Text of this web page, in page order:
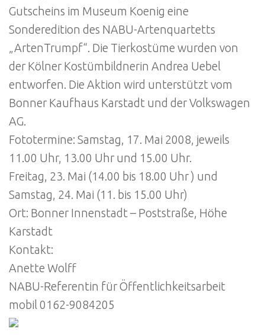
Gutscheins im Museum Koenig eine
Sonderedition des NABU-Artenquartetts
„ArtenTrumpf“. Die Tierkostüme wurden von
der Kölner Kostümbildnerin Andrea Uebel
entworfen. Die Aktion wird unterstützt vom
Bonner Kaufhaus Karstadt und der Volkswagen
AG.
Fototermine: Samstag, 17. Mai 2008, jeweils
11.00 Uhr, 13.00 Uhr und 15.00 Uhr.
Freitag, 23. Mai (14.00 bis 18.00 Uhr ) und
Samstag, 24. Mai (11. bis 15.00 Uhr)
Ort: Bonner Innenstadt – Poststraße, Höhe
Karstadt
Kontakt:
Anette Wolff
NABU-Referentin für Öffentlichkeitsarbeit
mobil 0162-9084205